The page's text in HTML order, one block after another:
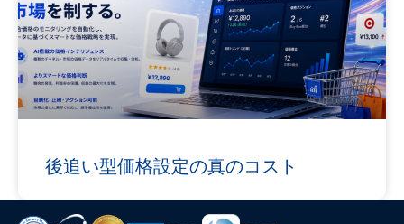
後追い型価格設定の真のコスト